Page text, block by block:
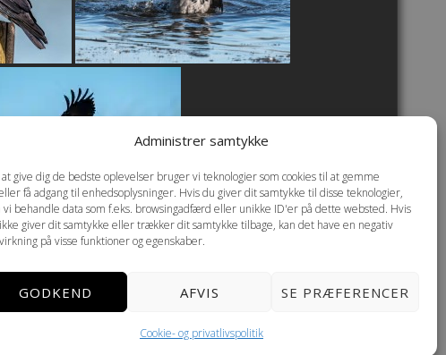
Administrer samtykke
at give dig de bedste oplevelser bruger vi teknologier som cookies til at gemme
få adgang til enhedsoplysninger. Hvis du giver dit samtykke til disse teknologier,
vi behandle data som f.eks. browsingadfærd eller unikke ID'er på dette websted. Hvis
giver dit samtykke eller trækker dit samtykke tilbage, kan det have en negativ
på visse funktioner og egenskaber.
GODKEND AFVIS SE PRÆFERENCER
Cookie- og privatlivspolitik
· Cookie- og privatlivspolitik